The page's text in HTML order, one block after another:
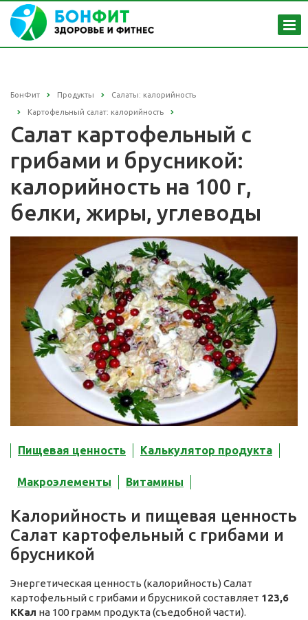
БонФит Продукты Салаты: калорийность
Картофельный салат: калорийность
Салат картофельный с
грибами и брусникой:
калорийность на 100 г,
белки, жиры, углеводы
Пищевая ценность Калькулятор продукта
Макроэлементы Витамины
Калорийность и пищевая ценность
Салат картофельный с грибами и
брусникой
Энергетическая ценность (калорийность) Салат
картофельный с грибами и брусникой составляет 123,6
ККал на 100 грамм продукта (съедобной части).